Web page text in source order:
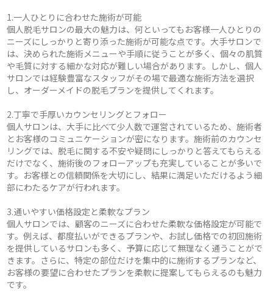
1.一人ひとりに合わせた施術が可能
個人脱毛サロンの最大の魅力は、何といってもお客様一人ひとりの
ニーズにしっかりと寄り添った施術が可能な点です。大手サロンで
は、決められた施術メニューや手順に従うことが多く、個々の肌質
や毛質に対する細かな対応が難しい場合があります。しかし、個人
サロンでは経験豊富なスタッフがその場で最適な施術方法を選択
し、オーダーメイドの脱毛プランを提供してくれます。
2.丁寧で手厚いカウンセリングとフォロー
個人サロンは、大手に比べて少人数で運営されているため、施術者
とお客様のコミュニケーションが密になります。施術前のカウンセ
リングでは、脱毛に関する不安や疑問にしっかりと答えてもらえる
だけでなく、施術後のフォローアップも充実していることが多いで
す。お客様との信頼関係を大切にし、結果に満足いただけるよう細
部にわたるケアが行われます。
3.通いやすい価格設定と柔軟なプラン
個人サロンでは、顧客のニーズに合わせた柔軟な価格設定が可能で
す。例えば、都度払いができるプランや、お試し価格での初回施術
を提供しているサロンも多く、予算に応じて無理なく通うことがで
きます。さらに、特定の部位だけを集中的に施術するプランなど、
お客様の要望に合わせたプランを柔軟に提案してもらえるのも魅力
です。